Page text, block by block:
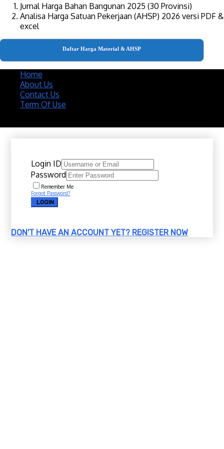
Jurnal Harga Bahan Bangunan 2025 (30 Provinsi)
Analisa Harga Satuan Pekerjaan (AHSP) 2026 versi PDF &
excel
Daftar Harga Material & AHSP
Home
About Us
Contact Us
Term Of Use
Login ID
Password
Remember Me
Forgot Password?
LOGIN
DON'T HAVE AN ACCOUNT YET? REGISTER NOW